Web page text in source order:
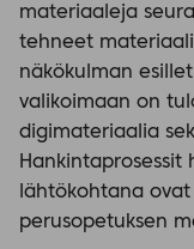
materiaaleja
tehneet
näkökulman
valikoimaan on
digimateriaalia
lähtökohtana ovat
perusopetuksen